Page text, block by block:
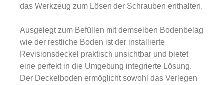
das Werkzeug zum Lösen der Schrauben enthalten.
Ausgelegt zum Befüllen mit demselben Bodenbelag
wie der restliche Boden ist der installierte
Revisionsdeckel praktisch unsichtbar und bietet
eine perfekt in die Umgebung integrierte Lösung.
Der Deckelboden ermöglicht sowohl das Verlegen